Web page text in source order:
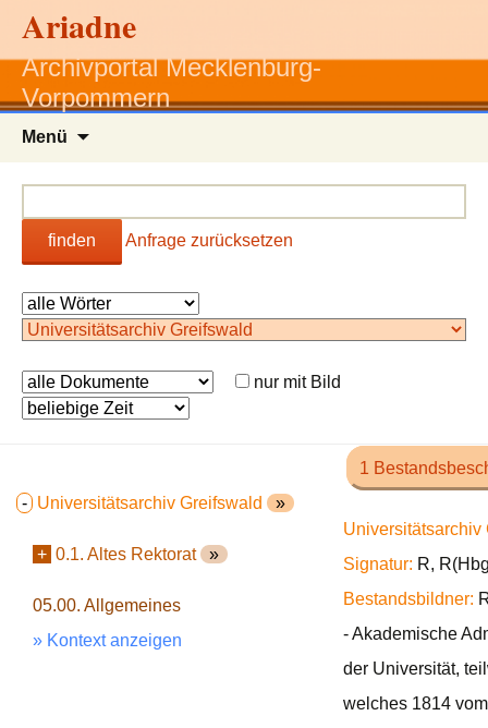
Ariadne
Archivportal Mecklenburg-
Vorpommern
Menü
finden Anfrage zurücksetzen
nur mit Bild
- Universitätsarchiv Greifswald »
+ 0.1. Altes Rektorat »
05.00. Allgemeines
» Kontext anzeigen
1
Signatur: R,
Bestandsbildner:
- Akademische
der Universität,
welches 1814